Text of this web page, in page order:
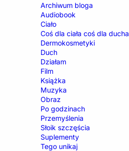
Archiwum bloga
Audiobook
Ciało
Coś dla ciała coś dla ducha
Dermokosmetyki
Duch
Działam
Film
Książka
Muzyka
Obraz
Po godzinach
Przemyślenia
Słoik szczęścia
Suplementy
Tego unikaj